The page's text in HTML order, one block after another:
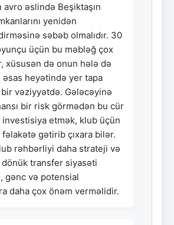
avro əslində Beşiktaşın
yenidən
səbəb olmalıdır. 30
üçün bu məbləğ çox
xüsusən də onun hələ də
əsas heyətində yer tapa
vəziyyətdə. Gələcəyinə
bir risk görmədən bu cür
etmək, klub üçün
gətirib çıxara bilər.
rəhbərliyi daha strateji və
transfer siyasəti
gənc və potensial
daha çox önəm verməlidir.